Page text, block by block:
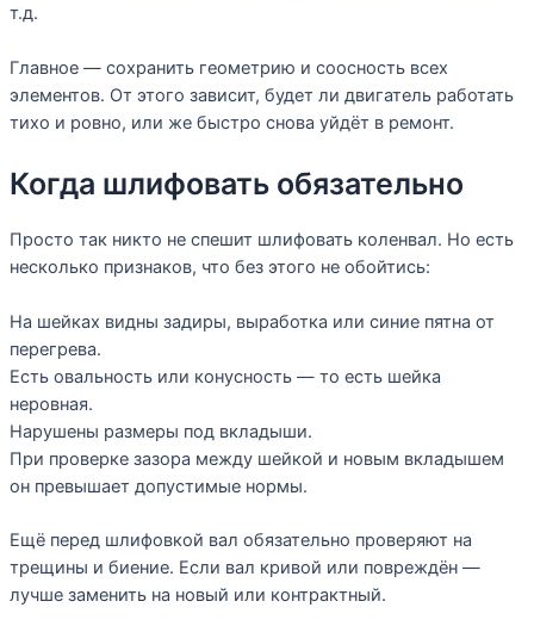
т.д.
Главное — сохранить геометрию и соосность всех
элементов. От этого зависит, будет ли двигатель работать
тихо и ровно, или же быстро снова уйдёт в ремонт.
Когда шлифовать обязательно
Просто так никто не спешит шлифовать коленвал. Но есть
несколько признаков, что без этого не обойтись:
На шейках видны задиры, выработка или синие пятна от
перегрева.
Есть овальность или конусность — то есть шейка
неровная.
Нарушены размеры под вкладыши.
При проверке зазора между шейкой и новым вкладышем
он превышает допустимые нормы.
Ещё перед шлифовкой вал обязательно проверяют на
трещины и биение. Если вал кривой или повреждён —
лучше заменить на новый или контрактный.